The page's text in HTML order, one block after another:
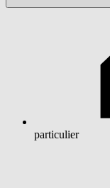
particulier